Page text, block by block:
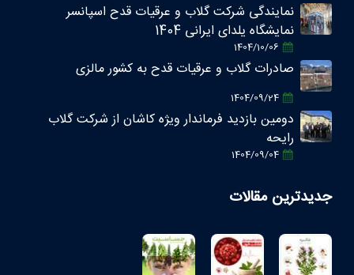
نمایندگی شرکت گلاب و عرقیات قدح اسپانسر
نمایشگاه یلدای ایرانی 1404
1404/10/06
صادرات گلاب و عرقیات قدح به کشور مالزی
1404/09/24
دومین بازدید فرماندار ویژه کاشان از شرکت گلاب
رایحه
1404/09/04
جدیدترین مقالات